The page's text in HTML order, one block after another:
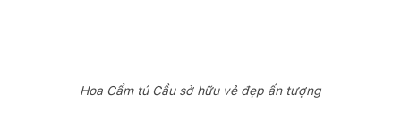
Hoa Cẩm tú Cầu sở hữu vẻ đẹp ấn tượng